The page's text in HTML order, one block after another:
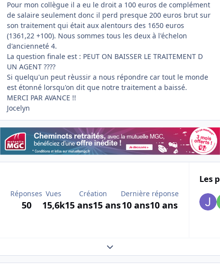
Pour mon collègue il a eu le droit a 100 euros de complément
de salaire seulement donc il perd presque 200 euros brut sur
son traitement qui était aux alentours des 1650 euros
(1361,22 +100). Nous sommes tous les deux à l'échelon
d'ancienneté 4.
La question finale est : PEUT ON BAISSER LE TRAITEMENT D
UN AGENT ????
Si quelqu'un peut rèussir a nous répondre car tout le monde
est étonné lorsqu'on dit que notre traitement a baissé.
MERCI PAR AVANCE !!
Jocelyn
Réponses
50
Vues
15,6k
Création
15 ans15 ans
Dernière réponse
10 ans10 ans
Les
Expand topic overview